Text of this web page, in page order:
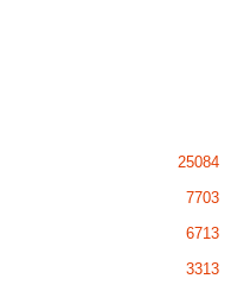
25084
7703
6713
3313